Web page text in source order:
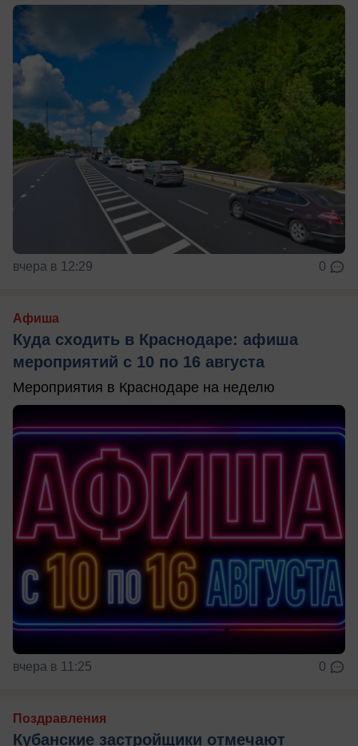
вчера в 12:29 0
Афиша
Куда сходить в Краснодаре: афиша
мероприятий с 10 по 16 августа
Мероприятия в Краснодаре на неделю
вчера в 11:25 0
Поздравления
Кубанские застройщики отмечают